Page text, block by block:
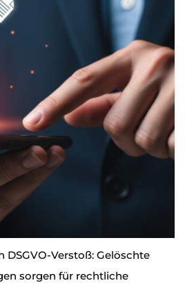
DSGVO-Verstoß: Gelöschte
sorgen für rechtliche